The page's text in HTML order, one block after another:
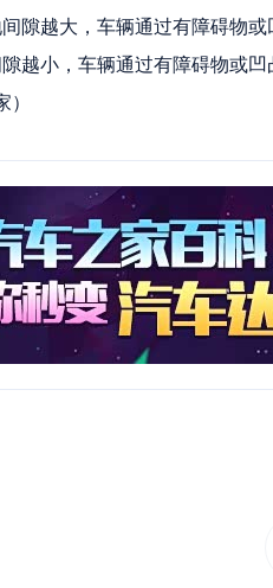
隙越大，车辆通过有障碍物
越小，车辆通过有障碍物或